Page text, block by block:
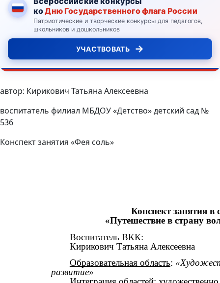
коДню Государственного флага России
Патриотические и творческие конкурсы для педагогов,
школьников и дошкольников
УЧАСТВОВАТЬ →
автор: Кирикович Татьяна Алексеевна
воспитатель филиал МБДОУ «Детство» детский сад №
536
Конспект занятия «Фея соль»